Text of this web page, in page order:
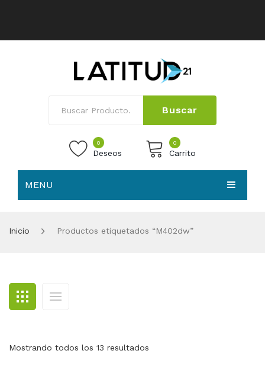
Buscar
0
Deseos
0
Carrito
MENU
BLOG
CONTACTO
Inicio Productos etiquetados “M402dw”
Mostrando todos los 13 resultados